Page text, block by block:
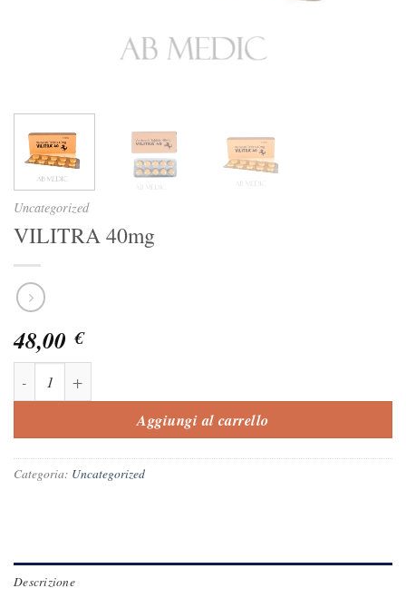
Uncategorized
VILITRA 40mg
48,00 €
Aggiungi al carrello
Categoria: Uncategorized
Descrizione